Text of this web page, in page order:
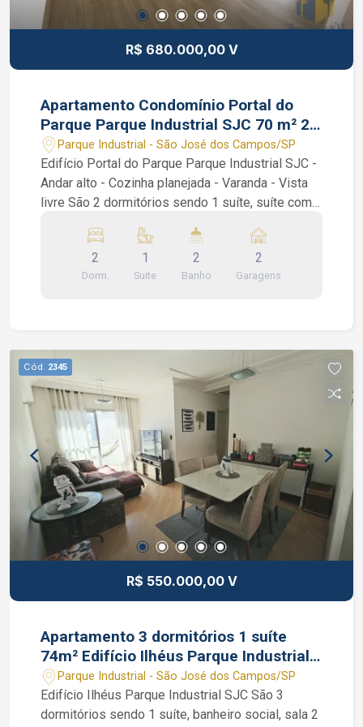
R$ 680.000,00 V
Apartamento Condomínio Portal do
Parque Parque Industrial SJC 70 m² 2
dormitórios 1 suíte
Parque Industrial - São José dos Campos/SP
Edifício Portal do Parque Parque Industrial SJC -
Andar alto - Cozinha planejada - Varanda - Vista
livre São 2 dormitórios sendo 1 suíte, suíte com
armários planejados, sala de 2 ambientes, ampla
varanda com uma vista incrível e definitiva,
cozinha com armários planejados e área de
churrasqueira e forno de pizza, salão de festas
adulto, salão de jogos, salão de festas infantil,
quadra poliesportiva, gazebo gourmet dos
esportes, academia e piscinas com raia e infantil.
Interessados falar com o corretor de imóvel
Caique Lopes de CRECI 264.991 F (12) 99189-
7273 WhatsApp e Claro.
2
Dorm.
1
Suite
2
Banho
2
Garagens
Cód. 2345
R$ 550.000,00 V
Apartamento 3 dormitórios 1 suíte
74m² Edifício Ilhéus Parque Industrial
SJC SP 2 vagas cobertas
Parque Industrial - São José dos Campos/SP
Edifício Ilhéus Parque Industrial SJC São 3
dormitórios sendo 1 suíte, banheiro social, sala 2